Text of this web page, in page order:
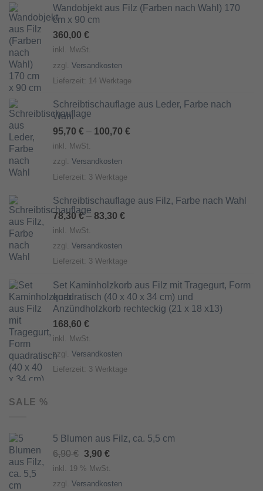
Wandobjekt aus Filz (Farben nach Wahl) 170
cm x 90 cm
360,00 €
inkl. MwSt.
zzgl. Versandkosten
Lieferzeit: 14 Werktage
Schreibtischauflage aus Leder, Farbe nach
Wahl
95,70 € – 100,70 €
inkl. MwSt.
zzgl. Versandkosten
Lieferzeit: 3 Werktage
Schreibtischauflage aus Filz, Farbe nach Wahl
78,30€– 83,30 €
inkl. MwSt.
zzgl. Versandkosten
Lieferzeit: 3 Werktage
Set Kaminholzkorb aus Filz mit Tragegurt, Form
quadratisch (40 x 40 x 34 cm) und
Anzündholzkorb rechteckig (21 x 18 x13)
168,60 €
inkl. MwSt.
zzgl. Versandkosten
Lieferzeit: 3 Werktage
SALE %
5 Blumen aus Filz, ca. 5,5 cm
6,90 € Ursprünglicher
Preis
3,90 €Aktueller
inkl. 19 % MwSt.
zzgl. Versandkosten